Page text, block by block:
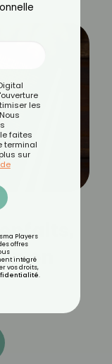
en
les
faites
terminal
sur
Players
offres
intégré
vos droits,
.